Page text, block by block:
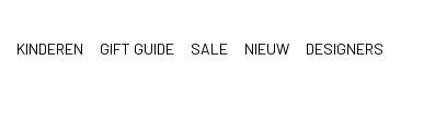
KINDEREN GIFT GUIDE SALE NIEUW DESIGNERS